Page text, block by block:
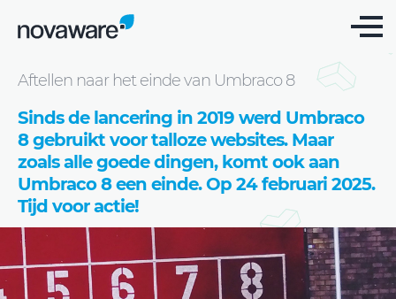
Blog
Aftellen naar het einde van Umbraco 8
Sinds de lancering in 2019 werd Umbraco
8 gebruikt voor talloze websites. Maar
zoals alle goede dingen, komt ook aan
Umbraco 8 een einde. Op 24 februari 2025.
Tijd voor actie!